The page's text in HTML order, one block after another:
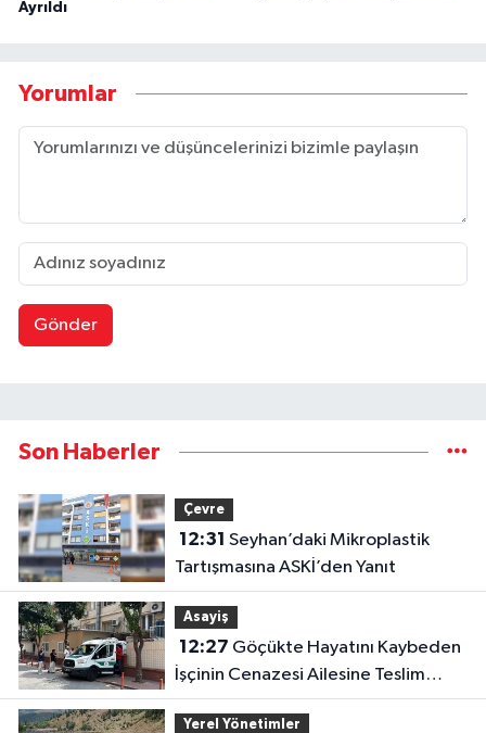
Ayrıldı
Yorumlar
Gönder
Son Haberler
Çevre
12:31
Tartışmasına ASKİ’den Yanıt
Asayiş
12:27
İşçinin Cenazesi Ailesine Teslim
Edildi
Yerel Yönetimler